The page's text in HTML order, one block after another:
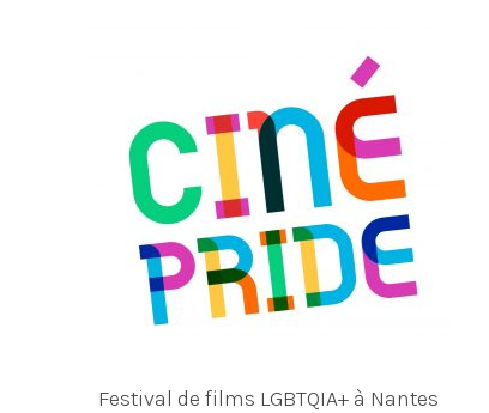
Festival de films LGBTQIA+ à Nantes